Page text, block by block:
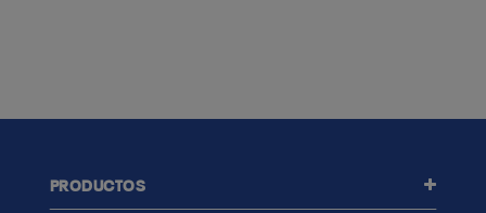
PRODUCTOS